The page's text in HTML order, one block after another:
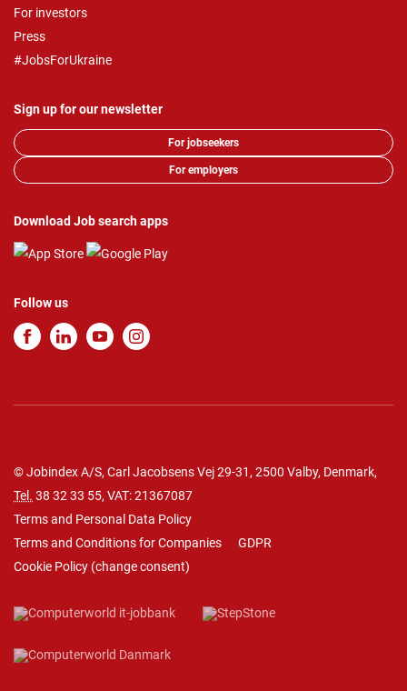
For investors
Press
#JobsForUkraine
Sign up for our newsletter
For jobseekers
For employers
Download Job search apps
Follow us
© Jobindex A/S, Carl Jacobsens Vej 29-31, 2500 Valby, Denmark,
Tel. 38 32 33 55, VAT: 21367087
Terms and Personal Data Policy
Terms and Conditions for Companies
GDPR
Cookie Policy (change consent)